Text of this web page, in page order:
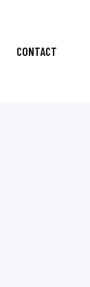
CONTACT